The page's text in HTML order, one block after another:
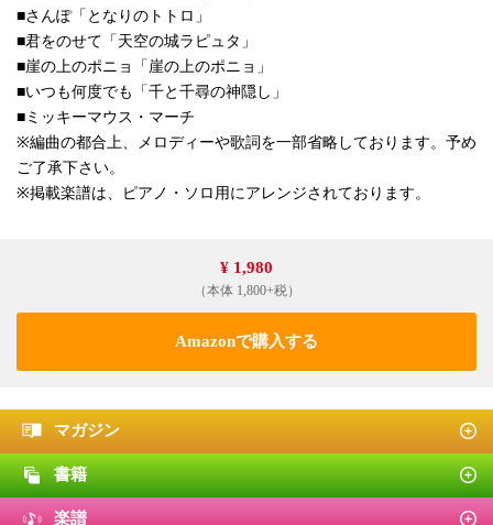
■さんぽ「となりのトトロ」
■君をのせて「天空の城ラピュタ」
■崖の上のポニョ「崖の上のポニョ」
■いつも何度でも「千と千尋の神隠し」
■ミッキーマウス・マーチ
※編曲の都合上、メロディーや歌詞を一部省略しております。予め
ご了承下さい。
※掲載楽譜は、ピアノ・ソロ用にアレンジされております。
¥ 1,980
（本体 1,800+税）
Amazonで購入する
マガジン
書籍
楽譜